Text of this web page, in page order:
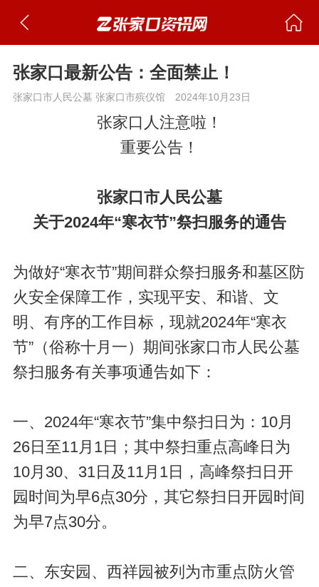
张家口最新公告：全面禁止！
张家口市人民公墓 张家口市殡仪馆 2024年10月23日
张家口人注意啦！
重要公告！
张家口市人民公墓
关于2024年“寒衣节”祭扫服务的通告
为做好“寒衣节”期间群众祭扫服务和墓区防
火安全保障工作，实现平安、和谐、文
明、有序的工作目标，现就2024年“寒衣
节”（俗称十月一）期间张家口市人民公墓
祭扫服务有关事项通告如下：
一、2024年“寒衣节”集中祭扫日为：10月
26日至11月1日；其中祭扫重点高峰日为
10月30、31日及11月1日，高峰祭扫日开
园时间为早6点30分，其它祭扫日开园时间
为早7点30分。
二、东安园、西祥园被列为市重点防火管